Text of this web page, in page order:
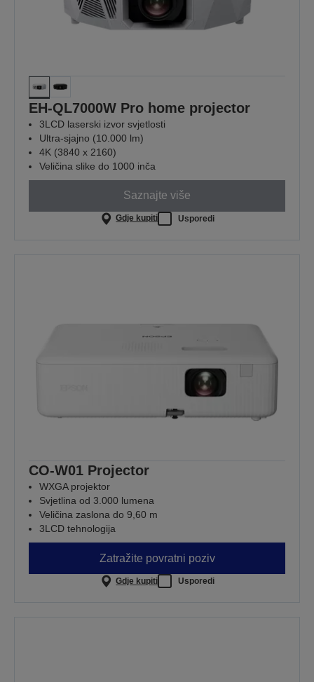
EH-QL7000W Pro home projector
3LCD laserski izvor svjetlosti
Ultra-sjajno (10.000 lm)
4K (3840 x 2160)
Veličina slike do 1000 inča
Saznajte više
Gdje kupiti Usporedi
CO-W01 Projector
WXGA projektor
Svjetlina od 3.000 lumena
Veličina zaslona do 9,60 m
3LCD tehnologija
Zatražite povratni poziv
Gdje kupiti Usporedi